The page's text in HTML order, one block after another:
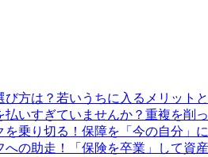
び方は？若いうちに入るメリット
払いすぎていませんか？重複を削
を乗り切る！保障を「今の自分」
への助走！「保険を卒業」して資